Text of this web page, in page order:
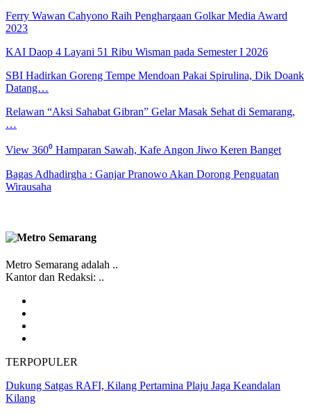
Ferry Wawan Cahyono Raih Penghargaan Golkar Media Award
2023
KAI Daop 4 Layani 51 Ribu Wisman pada Semester I 2026
SBI Hadirkan Goreng Tempe Mendoan Pakai Spirulina, Dik Doank
Datang…
Relawan “Aksi Sahabat Gibran” Gelar Masak Sehat di Semarang,
…
View 360⁰ Hamparan Sawah, Kafe Angon Jiwo Keren Banget
Bagas Adhadirgha : Ganjar Pranowo Akan Dorong Penguatan
Wirausaha
Metro Semarang adalah ..
Kantor dan Redaksi: ..
TERPOPULER
Dukung Satgas RAFI, Kilang Pertamina Plaju Jaga Keandalan
Kilang